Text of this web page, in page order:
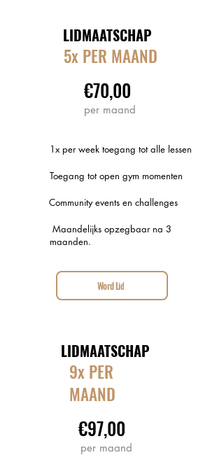
LIDMAATSCHAP
5x PER MAAND
€70,00
per maand
1x per week toegang tot alle lessen
Toegang tot open gym momenten
Community events en challenges
Maandelijks opzegbaar na 3
maanden.
Word Lid
LIDMAATSCHAP
9x PER
MAAND
€97,00
per maand